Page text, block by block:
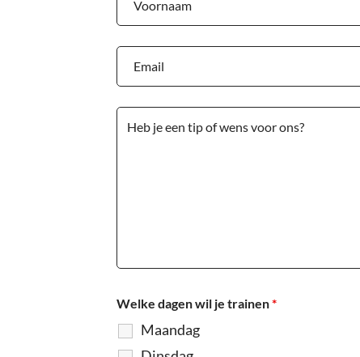
Welke dagen wil je trainen*
Maandag